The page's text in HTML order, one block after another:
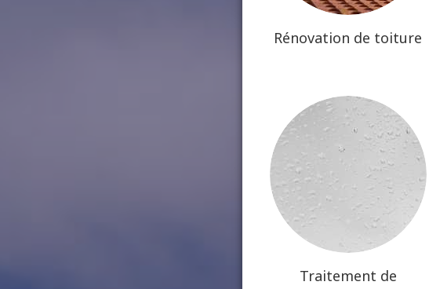
Rénovation de toiture
Traitement de